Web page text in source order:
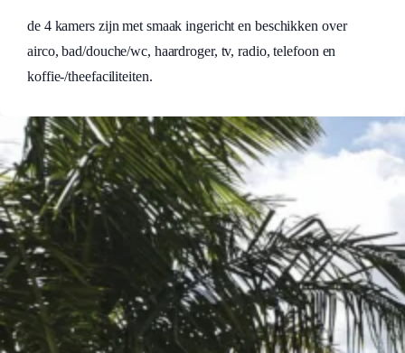
de 4 kamers zijn met smaak ingericht en beschikken over
airco, bad/douche/wc, haardroger, tv, radio, telefoon en
koffie-/theefaciliteiten.